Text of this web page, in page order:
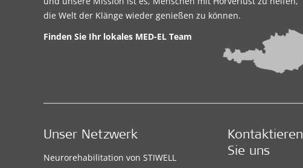
die Welt der Klänge wieder genießen zu können.
Finden Sie Ihr lokales MED-EL Team
Unser Netzwerk
Neurorehabilitation von STIWELL
Kontaktieren
Sie uns